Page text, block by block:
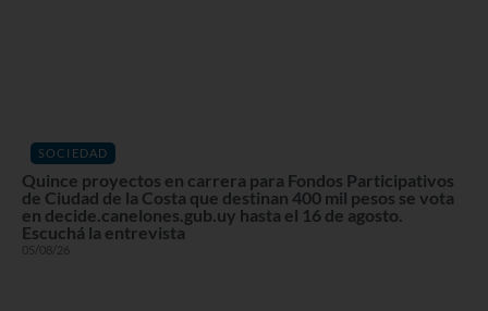
SOCIEDAD
Quince proyectos en carrera para Fondos Participativos
de Ciudad de la Costa que destinan 400 mil pesos se vota
en decide.canelones.gub.uy hasta el 16 de agosto.
Escuchá la entrevista
05/08/26